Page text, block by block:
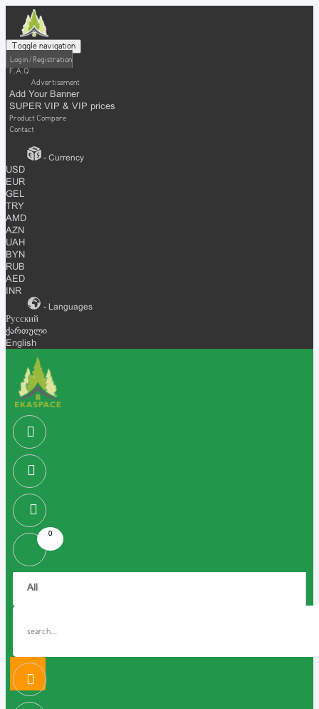
Toggle navigation
Login / Registration
F.A.Q
Advertisement
Add Your Banner
SUPER VIP & VIP prices
Product Compare
Contact
- Currency
USD
EUR
GEL
TRY
AMD
AZN
UAH
BYN
RUB
AED
INR
- Languages
Русский
ქართული
English
0